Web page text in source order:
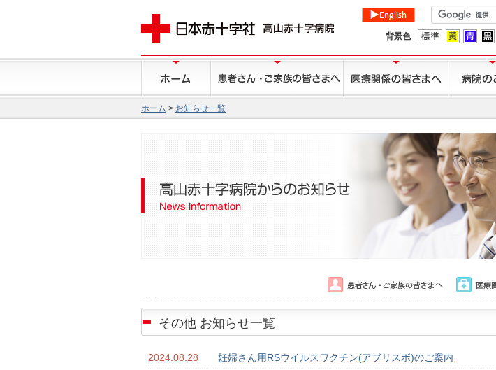
背景色
ホーム > お知らせ一覧
その他 お知らせ一覧
2024.08.28 妊婦さん用RSウイルスワクチン(アブリスボ)のご案内